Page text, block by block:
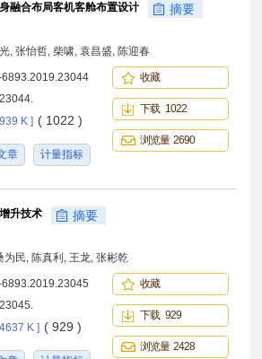
融合布局客机客舱布置设计 摘要
, 张怡哲, 柴啸, 袁昌盛, 陈迎春
K ] ( 1022 )
章 计量指标
收藏
下载 1022
浏览量 2690
升技术 摘要
为民, 陈真利, 王龙, 张彬乾
K ] ( 929 )
收藏
下载 929
浏览量 2428